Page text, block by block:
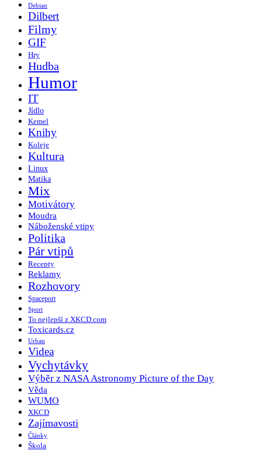
Debian
Dilbert
Filmy
GIF
Hry
Hudba
Humor
IT
Jídlo
Kemel
Knihy
Koleje
Kultura
Linux
Matika
Mix
Motivátory
Moudra
Náboženské vtipy
Politika
Pár vtipů
Recepty
Reklamy
Rozhovory
Spaceport
Sport
To nejlepší z XKCD.com
Toxicards.cz
Urban
Videa
Vychytávky
Výběr z NASA Astronomy Picture of the Day
Věda
WUMO
XKCD
Zajímavosti
Články
Škola